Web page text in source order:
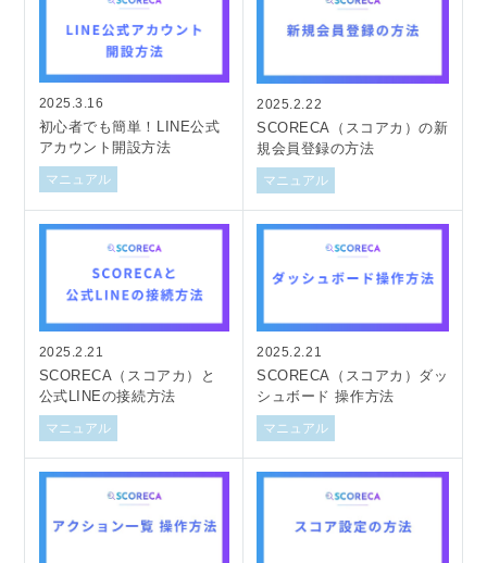
2025.3.16
初心者でも簡単！LINE公式
アカウント開設方法
マニュアル
2025.2.22
SCORECA（スコアカ）の新
規会員登録の方法
マニュアル
2025.2.21
SCORECA（スコアカ）と
公式LINEの接続方法
マニュアル
2025.2.21
SCORECA（スコアカ）ダッ
シュボード 操作方法
マニュアル